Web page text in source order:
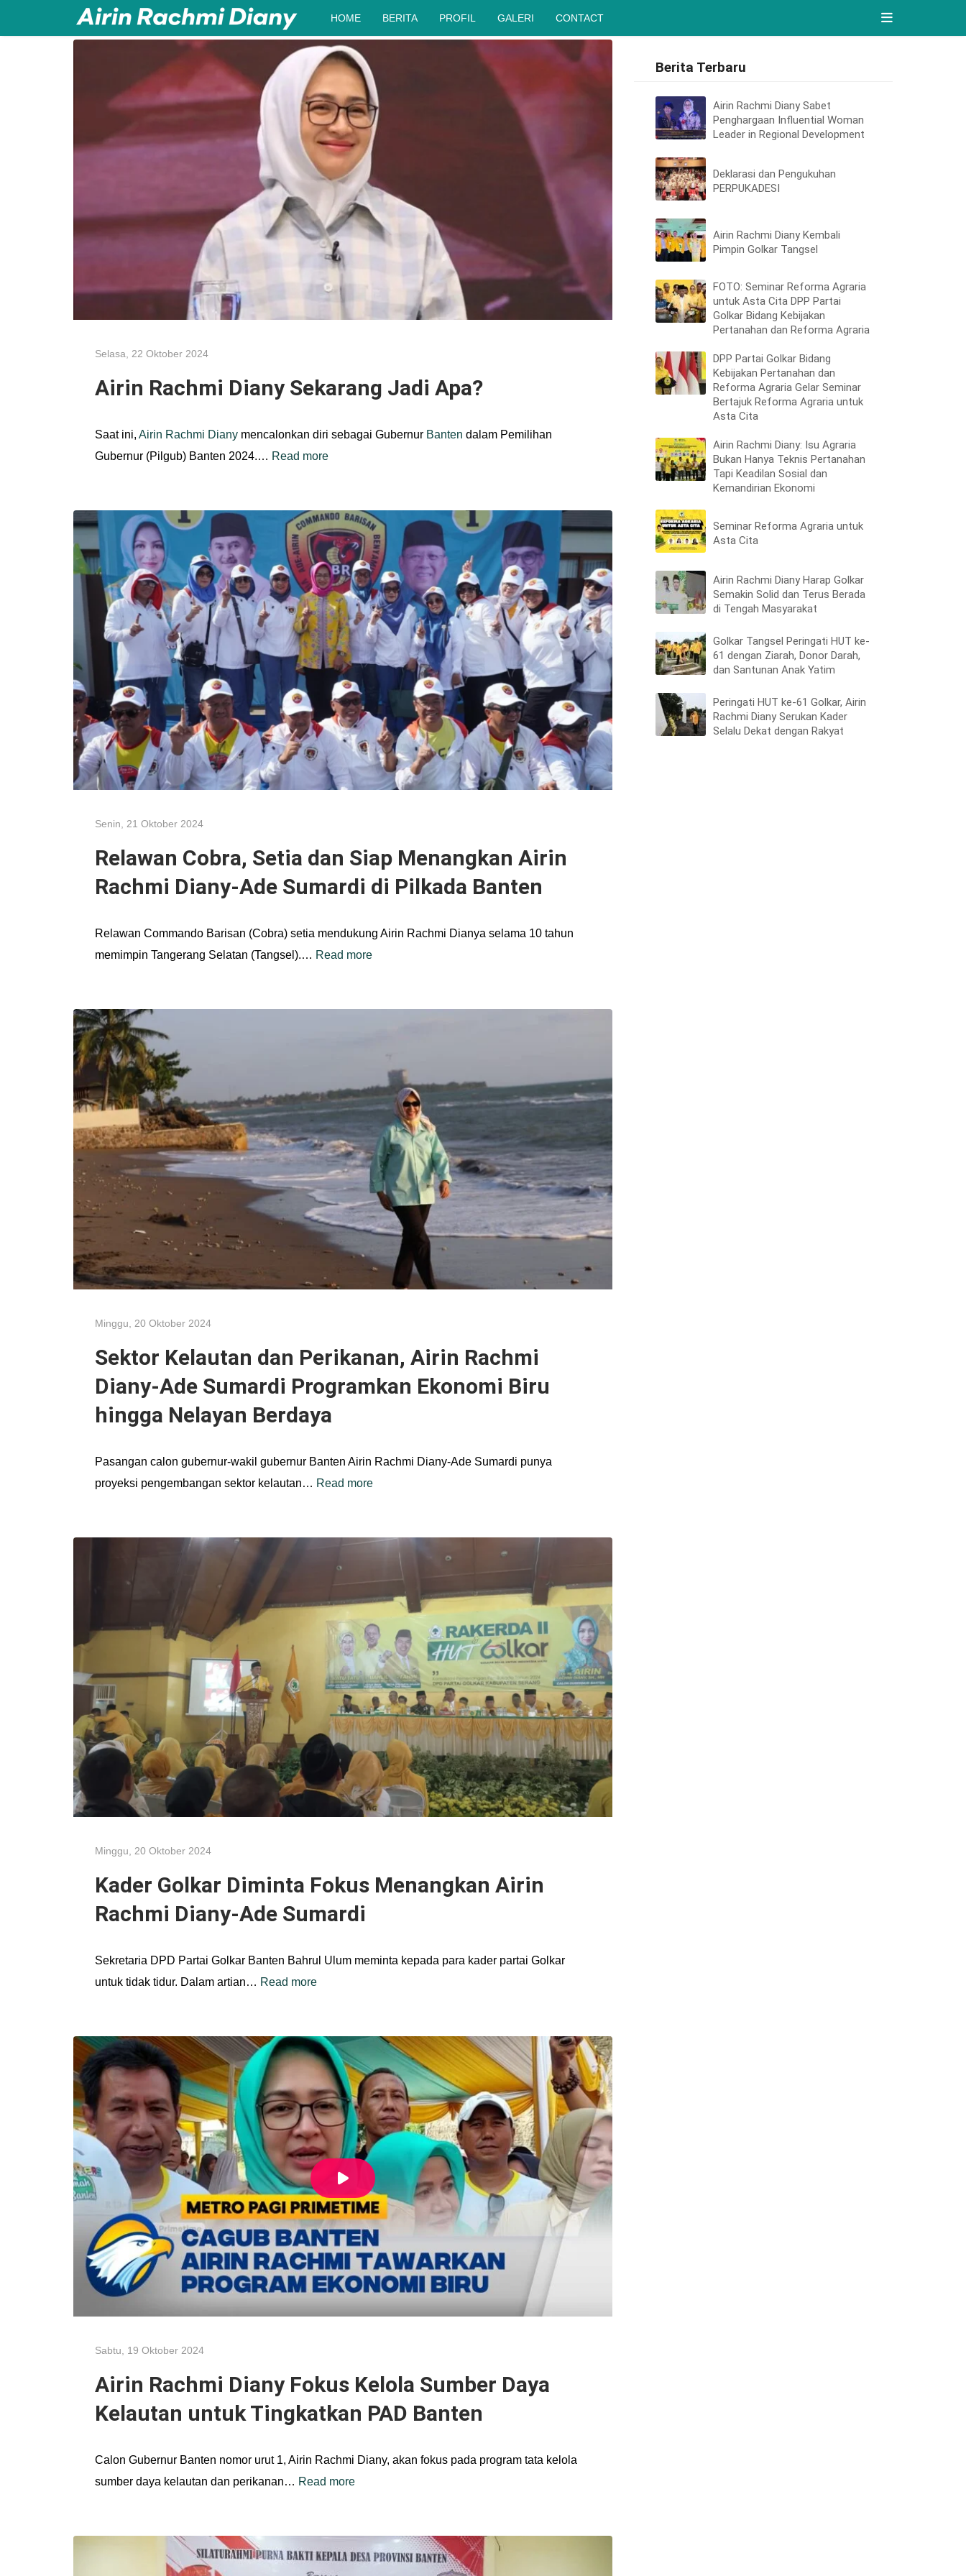
HOME BERITA PROFIL GALERI CONTACT
Selasa, 22 Oktober 2024
Airin Rachmi Diany Sekarang Jadi Apa?
Saat ini, Airin Rachmi Diany mencalonkan diri sebagai Gubernur Banten dalam Pemilihan
Gubernur (Pilgub) Banten 2024.… Read more
Senin, 21 Oktober 2024
Relawan Cobra, Setia dan Siap Menangkan Airin
Rachmi Diany-Ade Sumardi di Pilkada Banten
Relawan Commando Barisan (Cobra) setia mendukung Airin Rachmi Dianya selama 10 tahun
memimpin Tangerang Selatan (Tangsel).… Read more
Minggu, 20 Oktober 2024
Sektor Kelautan dan Perikanan, Airin Rachmi
Diany-Ade Sumardi Programkan Ekonomi Biru
hingga Nelayan Berdaya
Pasangan calon gubernur-wakil gubernur Banten Airin Rachmi Diany-Ade Sumardi punya
proyeksi pengembangan sektor kelautan… Read more
Minggu, 20 Oktober 2024
Kader Golkar Diminta Fokus Menangkan Airin
Rachmi Diany-Ade Sumardi
Sekretaria DPD Partai Golkar Banten Bahrul Ulum meminta kepada para kader partai Golkar
untuk tidak tidur. Dalam artian… Read more
Sabtu, 19 Oktober 2024
Airin Rachmi Diany Fokus Kelola Sumber Daya
Kelautan untuk Tingkatkan PAD Banten
Calon Gubernur Banten nomor urut 1, Airin Rachmi Diany, akan fokus pada program tata kelola
sumber daya kelautan dan perikanan… Read more
Berita Terbaru
Airin Rachmi Diany Sabet
Penghargaan Influential Woman
Leader in Regional Development
Deklarasi dan Pengukuhan
PERPUKADESI
Airin Rachmi Diany Kembali
Pimpin Golkar Tangsel
FOTO: Seminar Reforma Agraria
untuk Asta Cita DPP Partai
Golkar Bidang Kebijakan
Pertanahan dan Reforma Agraria
DPP Partai Golkar Bidang
Kebijakan Pertanahan dan
Reforma Agraria Gelar Seminar
Bertajuk Reforma Agraria untuk
Asta Cita
Airin Rachmi Diany: Isu Agraria
Bukan Hanya Teknis Pertanahan
Tapi Keadilan Sosial dan
Kemandirian Ekonomi
Seminar Reforma Agraria untuk
Asta Cita
Airin Rachmi Diany Harap Golkar
Semakin Solid dan Terus Berada
di Tengah Masyarakat
Golkar Tangsel Peringati HUT ke-
61 dengan Ziarah, Donor Darah,
dan Santunan Anak Yatim
Peringati HUT ke-61 Golkar, Airin
Rachmi Diany Serukan Kader
Selalu Dekat dengan Rakyat